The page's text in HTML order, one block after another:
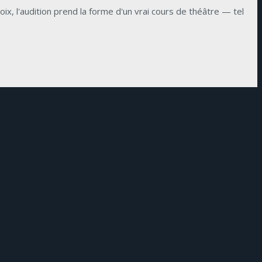
l'audition prend la forme d'un vrai cours de théâtre — tel